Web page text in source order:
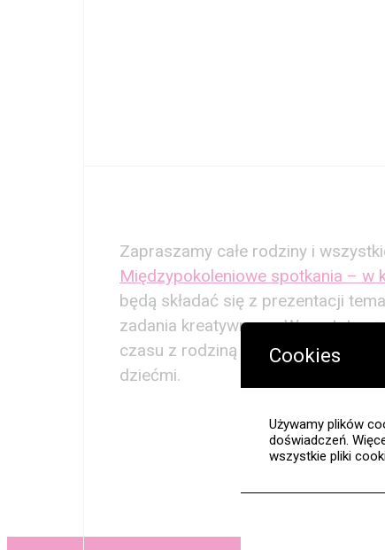
Zapraszamy całe rodziny i
Międzypokoleniowe spotkania – w
będą składać się z prezentacji
zadania kreatywnego. Warsztaty
czasu z rodziną – nie tylko
dziećmi.
Cookies
Używamy plików
doświadczeń.
wszystkie pliki